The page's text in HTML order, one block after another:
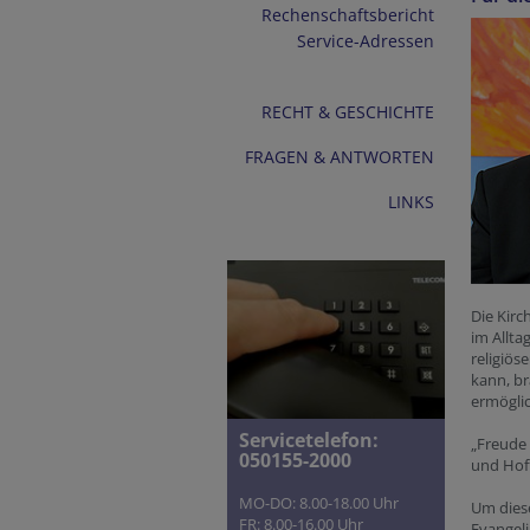
Rechenschaftsbericht
Service-Adressen
RECHT & GESCHICHTE
FRAGEN & ANTWORTEN
LINKS
Servicetelefon:
050155-2000
MO-DO: 8.00-18.00 Uhr
FR: 8.00-16.00 Uhr
Die
im
kann,
und
Um